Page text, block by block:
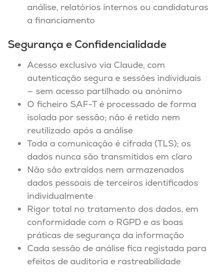
análise, relatórios internos ou candidaturas
a financiamento
Segurança e Confidencialidade
Acesso exclusivo via Claude, com
autenticação segura e sessões individuais
— sem acesso partilhado ou anónimo
O ficheiro SAF-T é processado de forma
isolada por sessão; não é retido nem
reutilizado após a análise
Toda a comunicação é cifrada (TLS); os
dados nunca são transmitidos em claro
Não são extraídos nem armazenados
dados pessoais de terceiros identificados
individualmente
Rigor total no tratamento dos dados, em
conformidade com o RGPD e as boas
práticas de segurança da informação
Cada sessão de análise fica registada para
efeitos de auditoria e rastreabilidade